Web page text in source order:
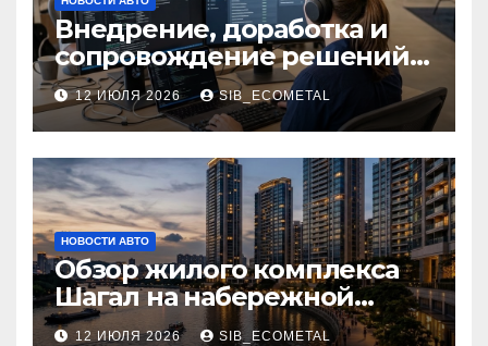
Внедрение, доработка и
сопровождение решений
на платформе 1С
12 ИЮЛЯ 2026 SIB_ECOMETAL
НОВОСТИ АВТО
Обзор жилого комплекса
Шагал на набережной
Марка Шагала
12 ИЮЛЯ 2026 SIB_ECOMETAL